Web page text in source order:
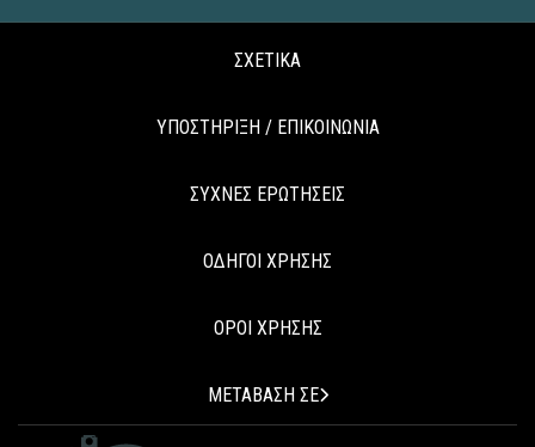
ΣΧΕΤΙΚΑ
ΥΠΟΣΤΗΡΙΞΗ / ΕΠΙΚΟΙΝΩΝΙΑ
ΣΥΧΝΕΣ ΕΡΩΤΗΣΕΙΣ
ΟΔΗΓΟΙ ΧΡΗΣΗΣ
ΟΡΟΙ ΧΡΗΣΗΣ
ΜΕΤΑΒΑΣΗ ΣΕ